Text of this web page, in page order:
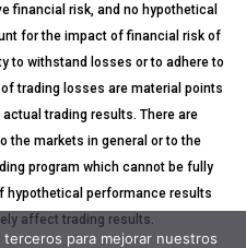
financial risk, and no hypothetical
for the impact of financial risk of
to withstand losses or to adhere to
trading losses are material points
trading results. There are
the markets in general or to the
program which cannot be fully
hypothetical performance results
affect trading results.
para mejorar nuestros